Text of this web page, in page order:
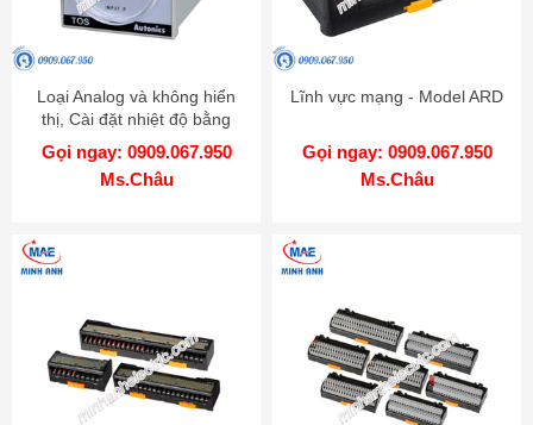
Loại Analog và không hiển
thị, Cài đặt nhiệt độ bằng
núm vặn - Model TOS-TOM-
TOL
Gọi ngay: 0909.067.950
Ms.Châu
Lĩnh vực mạng - Model ARD
Gọi ngay: 0909.067.950
Ms.Châu